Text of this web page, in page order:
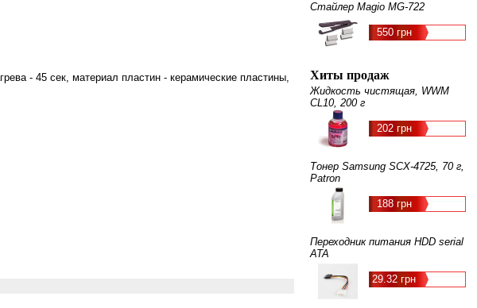
- 45 сек, материал пластин - керамические пластины,
Стайлер Magio MG-722
550 грн
Хиты продаж
Жидкость чистящая, WWM
CL10, 200 г
202 грн
Тонер Samsung SCX-4725, 70 г,
Patron
188 грн
Переходник питания HDD serial
ATA
29.32 грн